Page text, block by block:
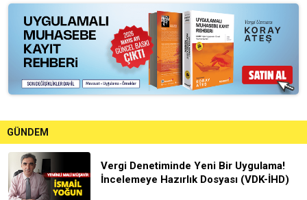
GÜNDEM
Vergi Denetiminde Yeni Bir Uygulama!
İncelemeye Hazırlık Dosyası (VDK-İHD)